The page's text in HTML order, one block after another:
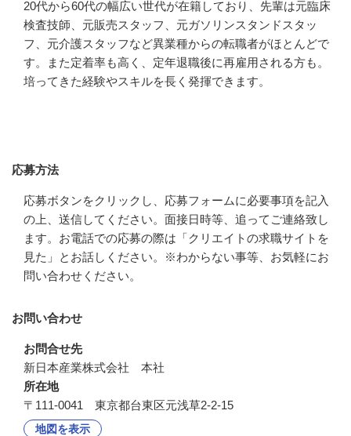
20代から60代の幅広い世代が在籍しており、先輩は元臨床
検査技師、元販売スタッフ、元ガソリンスタンドスタッ
フ、元介護スタッフなど異業種からの転職者がほとんどで
す。また定着率も高く、定年退職後に再雇用される方も。
培ってきた経験やスキルを長く発揮できます。
応募方法
応募ボタンをクリックし、応募フォームに必要事項を記入
の上、送信してください。面接日時等、追ってご連絡致し
ます。お電話での応募の際は「クリエイトの求職サイトを
見た」とお話しください。※わからない事等、お気軽にお
問い合わせください。
お問い合わせ
お問合せ先
新日本産業株式会社　本社
所在地
〒111-0041 東京都台東区元浅草2-2-15
地図を表示